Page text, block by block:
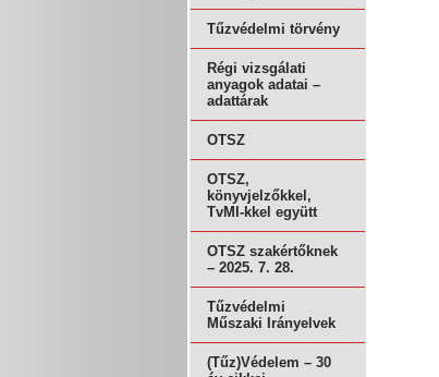
Tűzvédelmi törvény
Régi vizsgálati
anyagok adatai –
adattárak
OTSZ
OTSZ,
könyvjelzőkkel,
TvMI-kkel együtt
OTSZ szakértőknek
– 2025. 7. 28.
Tűzvédelmi
Műszaki Irányelvek
(Tűz)Védelem – 30